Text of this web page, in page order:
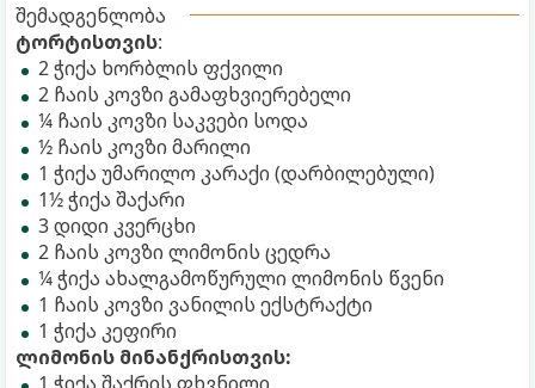
შემადგენლობა
ტორტისთვის:
2 ჭიქა ხორბლის ფქვილი
2 ჩაის კოვზი გამაფხვიერებელი
¼ ჩაის კოვზი საკვები სოდა
½ ჩაის კოვზი მარილი
1 ჭიქა უმარილო კარაქი (დარბილებული)
1½ ჭიქა შაქარი
3 დიდი კვერცხი
2 ჩაის კოვზი ლიმონის ცედრა
¼ ჭიქა ახალგამოწურული ლიმონის წვენი
1 ჩაის კოვზი ვანილის ექსტრაქტი
1 ჭიქა კეფირი
ლიმონის მინანქრისთვის: